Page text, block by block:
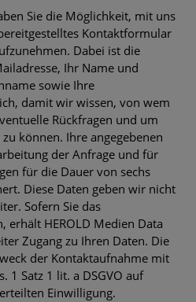
Sie die Möglichkeit, mit uns
Kontaktformular
Dabei ist die
Ihr Name und
sowie Ihre
damit wir wissen, von wem
Rückfragen und um
können. Ihre angegebenen
der Anfrage und für
für die Dauer von sechs
Diese Daten geben wir nicht
Sofern Sie das
HEROLD Medien Data
Zugang zu Ihren Daten. Die
der Kontaktaufnahme mit
1 Satz 1 lit. a DSGVO auf
Einwilligung.